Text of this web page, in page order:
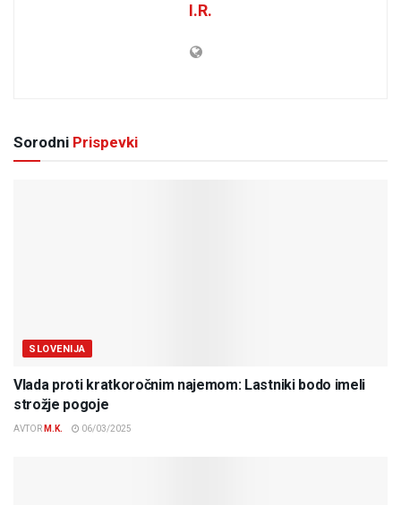
I.R.
Sorodni Prispevki
SLOVENIJA
Vlada proti kratkoročnim najemom: Lastniki bodo imeli
strožje pogoje
AVTOR M.K. 06/03/2025